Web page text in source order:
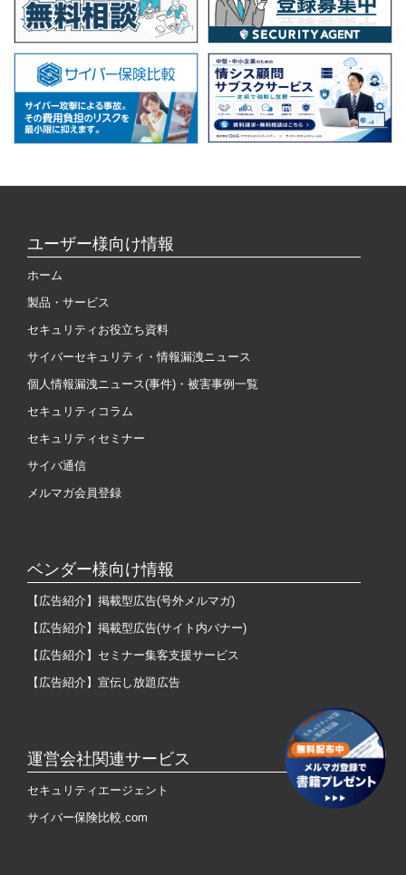
ユーザー様向け情報
ホーム
製品・サービス
セキュリティお役立ち資料
サイバーセキュリティ・情報漏洩ニュース
個人情報漏洩ニュース(事件)・被害事例一覧
セキュリティコラム
セキュリティセミナー
サイバ通信
メルマガ会員登録
ベンダー様向け情報
【広告紹介】掲載型広告(号外メルマガ)
【広告紹介】掲載型広告(サイト内バナー)
【広告紹介】セミナー集客支援サービス
【広告紹介】宣伝し放題広告
運営会社関連サービス
セキュリティエージェント
サイバー保険比較.com